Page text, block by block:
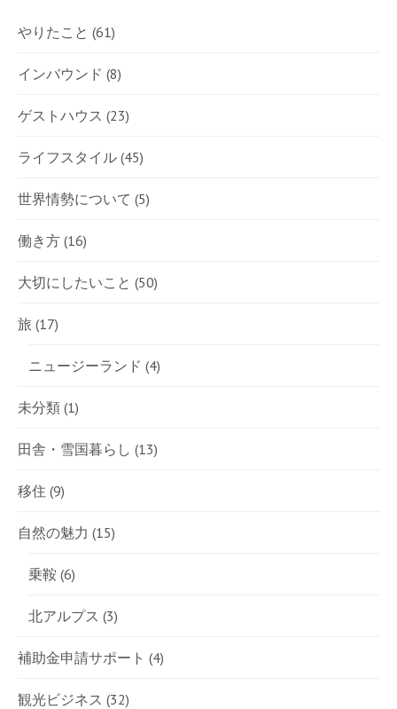
やりたこと (61)
インバウンド (8)
ゲストハウス (23)
ライフスタイル (45)
世界情勢について (5)
働き方 (16)
大切にしたいこと (50)
旅 (17)
ニュージーランド (4)
未分類 (1)
田舎・雪国暮らし (13)
移住 (9)
自然の魅力 (15)
乗鞍 (6)
北アルプス (3)
補助金申請サポート (4)
観光ビジネス (32)